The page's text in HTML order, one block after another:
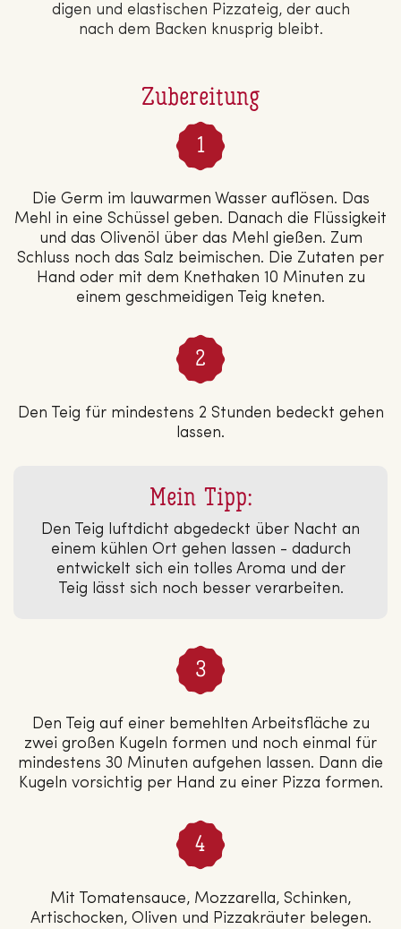
Zubereitung
Die Germ im lauwarmen Wasser auflösen. Das
Mehl in eine Schüssel geben. Danach die Flüssigkeit
und das Olivenöl über das Mehl gießen. Zum
Schluss noch das Salz beimischen. Die Zutaten per
Hand oder mit dem Knethaken 10 Minuten zu
einem geschmeidigen Teig kneten.
Den Teig für mindestens 2 Stunden bedeckt gehen
lassen.
Mein Tipp:
Den Teig luftdicht abgedeckt über Nacht an
einem kühlen Ort gehen lassen - dadurch
entwickelt sich ein tolles Aroma und der
Teig lässt sich noch besser verarbeiten.
Den Teig auf einer bemehlten Arbeitsfläche zu
zwei großen Kugeln formen und noch einmal für
mindestens 30 Minuten aufgehen lassen. Dann die
Kugeln vorsichtig per Hand zu einer Pizza formen.
Mit Tomatensauce, Mozzarella, Schinken,
Artischocken, Oliven und Pizzakräuter belegen.
di­gen und elas­ti­schen Pizzateig, der auch
nach dem Backen knusprig bleibt.